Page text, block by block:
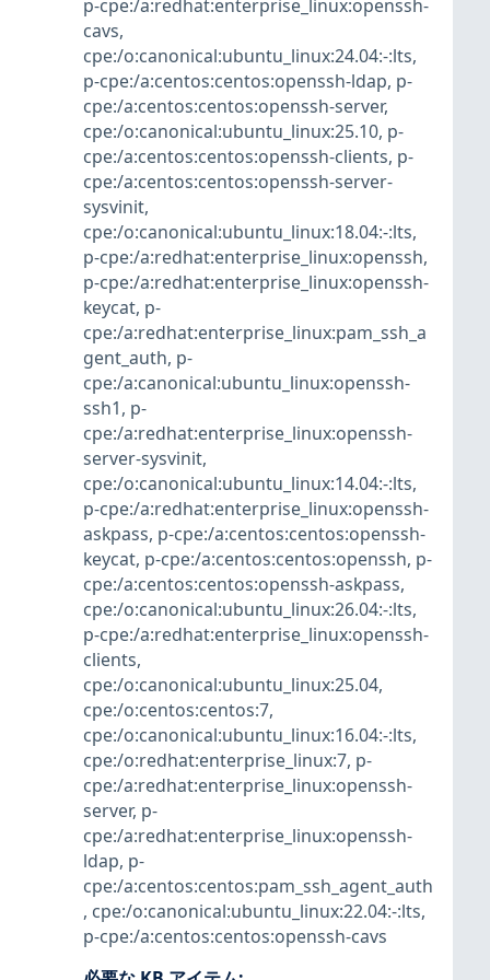
p-cpe:/a:redhat:enterprise_linux:openssh-
cavs,
cpe:/o:canonical:ubuntu_linux:24.04:-:lts,
p-cpe:/a:centos:centos:openssh-ldap, p-
cpe:/a:centos:centos:openssh-server,
cpe:/o:canonical:ubuntu_linux:25.10, p-
cpe:/a:centos:centos:openssh-clients, p-
cpe:/a:centos:centos:openssh-server-
sysvinit,
cpe:/o:canonical:ubuntu_linux:18.04:-:lts,
p-cpe:/a:redhat:enterprise_linux:openssh,
p-cpe:/a:redhat:enterprise_linux:openssh-
keycat, p-
cpe:/a:redhat:enterprise_linux:pam_ssh_a
gent_auth, p-
cpe:/a:canonical:ubuntu_linux:openssh-
ssh1, p-
cpe:/a:redhat:enterprise_linux:openssh-
server-sysvinit,
cpe:/o:canonical:ubuntu_linux:14.04:-:lts,
p-cpe:/a:redhat:enterprise_linux:openssh-
askpass, p-cpe:/a:centos:centos:openssh-
keycat, p-cpe:/a:centos:centos:openssh, p-
cpe:/a:centos:centos:openssh-askpass,
cpe:/o:canonical:ubuntu_linux:26.04:-:lts,
p-cpe:/a:redhat:enterprise_linux:openssh-
clients,
cpe:/o:canonical:ubuntu_linux:25.04,
cpe:/o:centos:centos:7,
cpe:/o:canonical:ubuntu_linux:16.04:-:lts,
cpe:/o:redhat:enterprise_linux:7, p-
cpe:/a:redhat:enterprise_linux:openssh-
server, p-
cpe:/a:redhat:enterprise_linux:openssh-
ldap, p-
cpe:/a:centos:centos:pam_ssh_agent_auth
, cpe:/o:canonical:ubuntu_linux:22.04:-:lts,
p-cpe:/a:centos:centos:openssh-cavs